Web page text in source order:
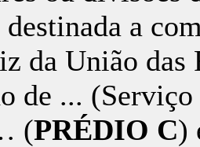
destinada a
da União
de ...
(PRÉDIO C)